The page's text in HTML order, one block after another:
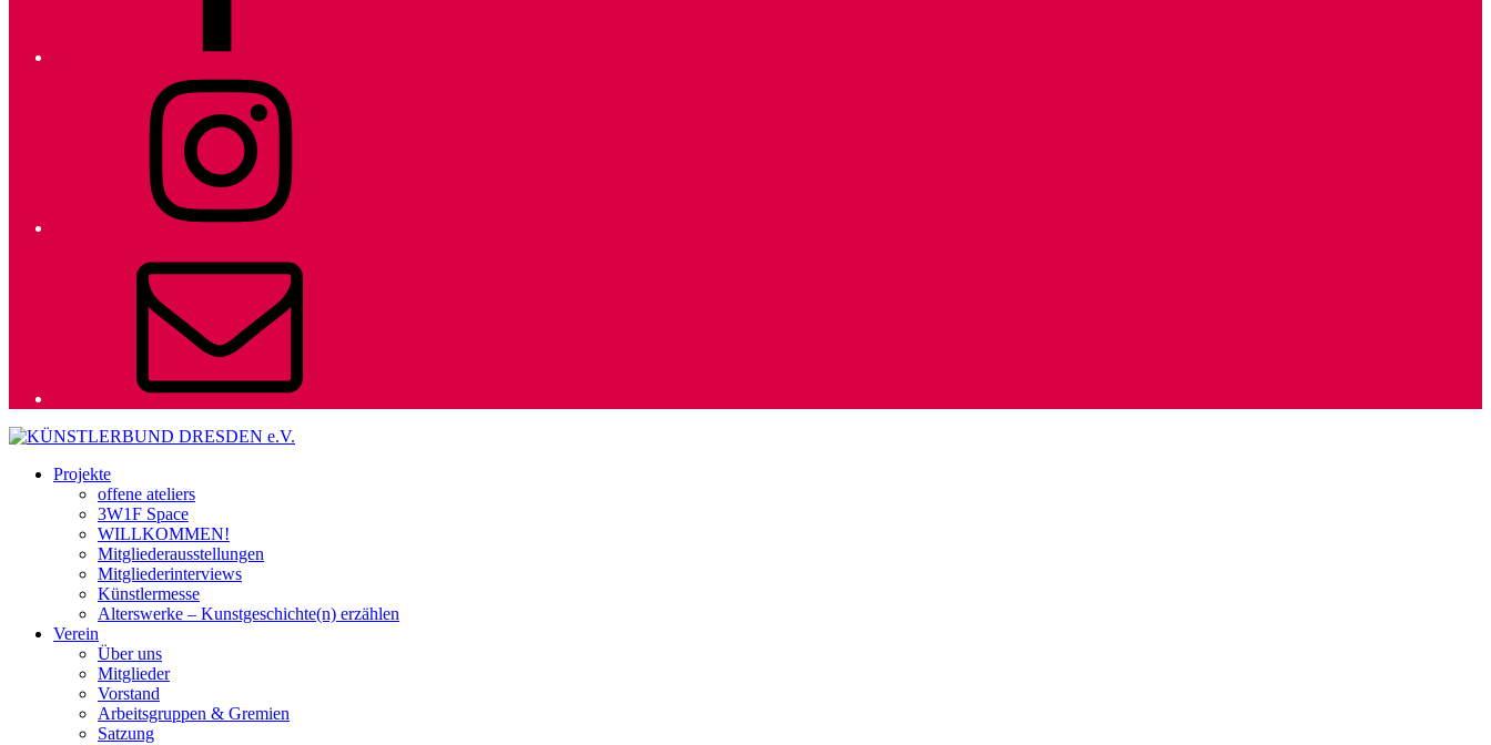
Projekte
offene ateliers
3W1F Space
WILLKOMMEN!
Mitgliederausstellungen
Mitgliederinterviews
Künstlermesse
Alterswerke – Kunstgeschichte(n) erzählen
Verein
Über uns
Mitglieder
Vorstand
Arbeitsgruppen & Gremien
Satzung